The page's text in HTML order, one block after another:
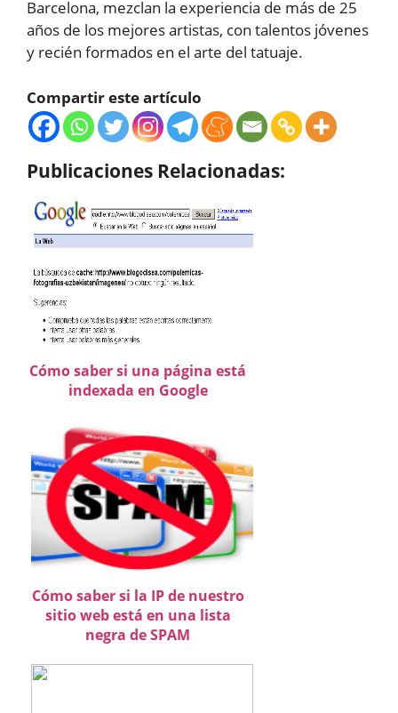
Barcelona, mezclan la experiencia de más de 25
años de los mejores artistas, con talentos jóvenes
y recién formados en el arte del tatuaje.
Compartir este artículo
Publicaciones Relacionadas:
Cómo saber si una página está
indexada en Google
Cómo saber si la IP de nuestro
sitio web está en una lista
negra de SPAM